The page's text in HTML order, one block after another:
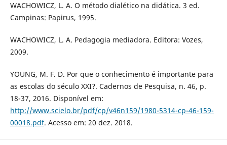
WACHOWICZ, L. A. O método dialético na didática. 3 ed.
Campinas: Papirus, 1995.
WACHOWICZ, L. A. Pedagogia mediadora. Editora: Vozes,
2009.
YOUNG, M. F. D. Por que o conhecimento é importante para
as escolas do século XXI?. Cadernos de Pesquisa, n. 46, p.
18-37, 2016. Disponível em:
http://www.scielo.br/pdf/cp/v46n159/1980-5314-cp-46-159-
00018.pdf. Acesso em: 20 dez. 2018.